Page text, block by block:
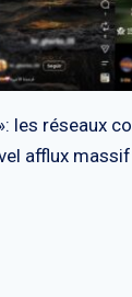
les réseaux
afflux